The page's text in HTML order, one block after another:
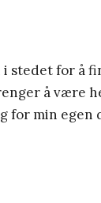
stedet for å
å være
for min egen